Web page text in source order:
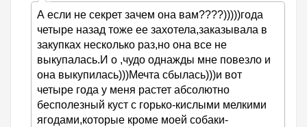
А если не секрет зачем она вам????)))))года
четыре назад тоже ее захотела,заказывала в
закупках несколько раз,но она все не
выкупалась.И о ,чудо однажды мне повезло и
она выкупилась)))Мечта сбылась)))и вот
четыре года у меня растет абсолютно
бесполезный куст с горько-кислыми мелкими
ягодами,которые кроме моей собаки-